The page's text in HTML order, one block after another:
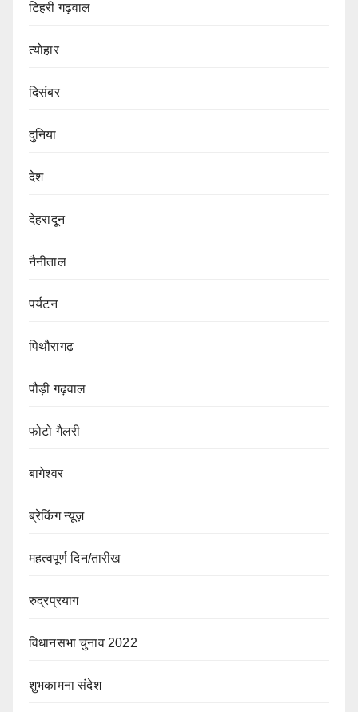
टिहरी गढ़वाल
त्योहार
दिसंबर
दुनिया
देश
देहरादून
नैनीताल
पर्यटन
पिथौरागढ़
पौड़ी गढ़वाल
फोटो गैलरी
बागेश्वर
ब्रेकिंग न्यूज़
महत्वपूर्ण दिन/तारीख
रुद्रप्रयाग
विधानसभा चुनाव 2022
शुभकामना संदेश